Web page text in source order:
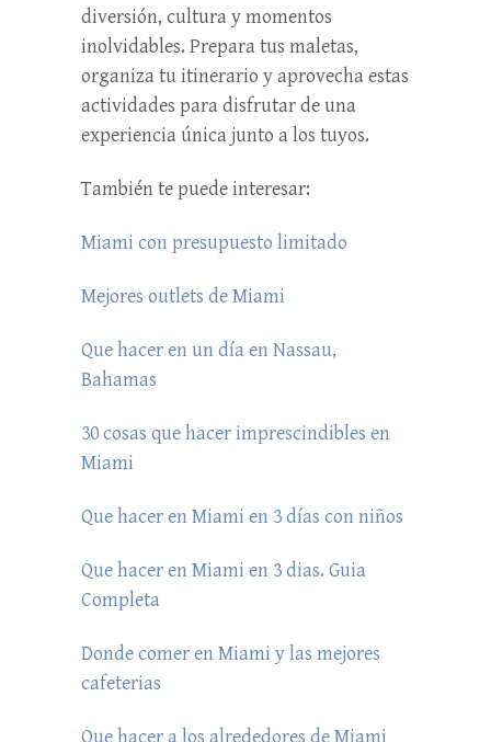
diversión, cultura y momentos
inolvidables. Prepara tus maletas,
organiza tu itinerario y aprovecha estas
actividades para disfrutar de una
experiencia única junto a los tuyos.
También te puede interesar:
Miami con presupuesto limitado
Mejores outlets de Miami
Que hacer en un día en Nassau,
Bahamas
30 cosas que hacer imprescindibles en
Miami
Que hacer en Miami en 3 días con niños
Que hacer en Miami en 3 dias. Guia
Completa
Donde comer en Miami y las mejores
cafeterias
Que hacer a los alrededores de Miami